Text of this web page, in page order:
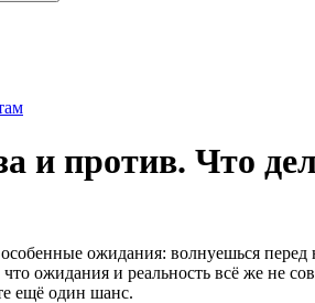
и против. Что
ожидания: волнуешься
что ожидания и реальность всё же не
ещё один шанс.